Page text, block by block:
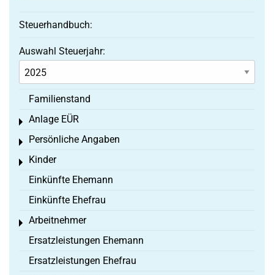
Steuerhandbuch:
Auswahl Steuerjahr:
Familienstand
Anlage EÜR
Toggle menu
Persönliche Angaben
Toggle menu
Kinder
Toggle menu
Einkünfte Ehemann
Einkünfte Ehefrau
Arbeitnehmer
Toggle menu
Ersatzleistungen Ehemann
Ersatzleistungen Ehefrau